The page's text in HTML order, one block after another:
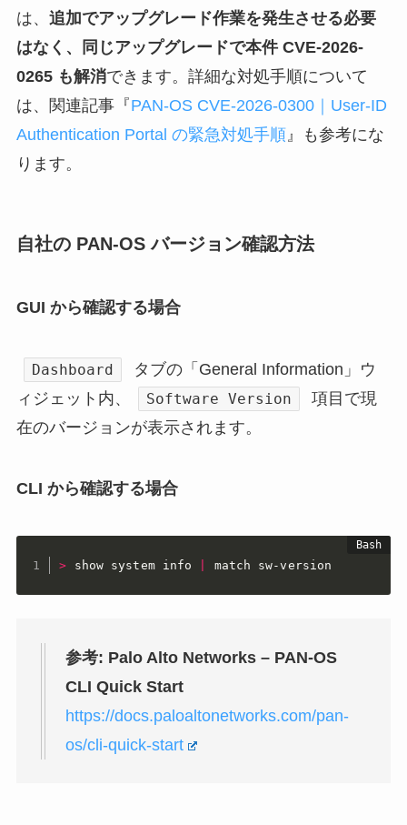
は、 追加でアップグレード作業を発生させる必要
はなく、同じアップグレードで本件 CVE-2026-
0265 も解消できます。詳細な対処手順について
は、関連記事『PAN-OS CVE-2026-0300｜User-ID
Authentication Portal の緊急対処手順』も参考にな
ります。
自社の PAN-OS バージョン確認方法
GUI から確認する場合
Dashboard
タブの「General Information」ウ
ィジェット内、
Software Version
項目で現
在のバージョンが表示されます。
CLI から確認する場合
> show system info match sw-version
参考: Palo Alto Networks – PAN-OS
CLI Quick Start
https://docs.paloaltonetworks.com/pan-
os/cli-quick-start